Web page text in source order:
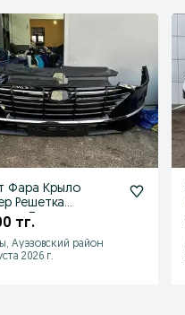
Фара Крыло
Решетка
Ланжерон
тг.
Ауэзовский район
2026 г.